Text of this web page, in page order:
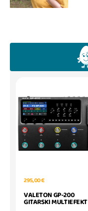
295,00 €
VALETON GP-200
GITARSKI MULTIEFEKT